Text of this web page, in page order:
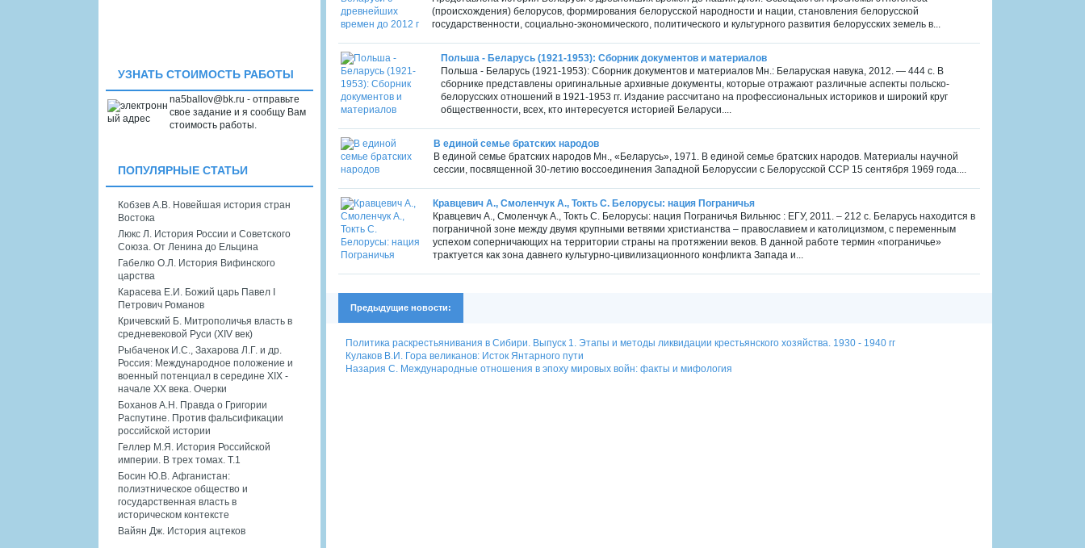
(происхождения) белорусов, формирования белорусской народности и нации, становления белорусской
государственности, социально-экономического, политического и культурного развития белорусских земель в...
Польша - Беларусь (1921-1953): Сборник документов и материалов
Польша - Беларусь (1921-1953): Сборник документов и материалов Мн.: Беларуская навука, 2012. — 444 с. В
сборнике представлены оригинальные архивные документы, которые отражают различные аспекты польско-
белорусских отношений в 1921-1953 гг. Издание рассчитано на профессиональных историков и широкий круг
общественности, всех, кто интересуется историей Беларуси....
В единой семье братских народов
В единой семье братских народов Мн., «Беларусь», 1971. В единой семье братских народов. Материалы научной
сессии, посвященной 30-летию воссоединения Западной Белоруссии с Белорусской ССР 15 сентября 1969 года....
Кравцевич А., Смоленчук А., Токть С. Белорусы: нация Пограничья
Кравцевич А., Смоленчук А., Токть С. Белорусы: нация Пограничья Вильнюс : ЕГУ, 2011. – 212 с. Беларусь находится в
пограничной зоне между двумя крупными ветвями христианства – православием и католицизмом, с переменным
успехом соперничающих на территории страны на протяжении веков. В данной работе термин «пограничье»
трактуется как зона давнего культурно-цивилизационного конфликта Запада и...
Предыдущие новости:
Политика раскрестьянивания в Сибири. Выпуск 1. Этапы и методы ликвидации крестьянского хозяйства. 1930 - 1940 гг
Кулаков В.И. Гора великанов: Исток Янтарного пути
Назария С. Международные отношения в эпоху мировых войн: факты и мифология
УЗНАТЬ СТОИМОСТЬ РАБОТЫ
na5ballov@bk.ru - отправьте
свое задание и я сообщу Вам
стоимость работы.
ПОПУЛЯРНЫЕ СТАТЬИ
Кобзев А.В. Новейшая история стран
Востока
Люкс Л. История России и Советского
Союза. От Ленина до Ельцина
Габелко О.Л. История Вифинского
царства
Карасева Е.И. Божий царь Павел I
Петрович Романов
Кричевский Б. Митрополичья власть в
средневековой Руси (XIV век)
Рыбаченок И.С., Захарова Л.Г. и др.
Россия: Международное положение и
военный потенциал в середине XIX -
начале XX века. Очерки
Боханов А.Н. Правда о Григории
Распутине. Против фальсификации
российской истории
Геллер М.Я. История Российской
империи. В трех томах. Т.1
Босин Ю.В. Афганистан:
полиэтническое общество и
государственная власть в
историческом контексте
Вайян Дж. История ацтеков